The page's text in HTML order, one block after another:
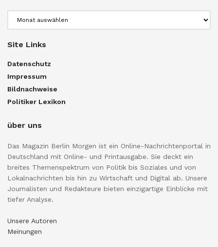
Site Links
Datenschutz
Impressum
Bildnachweise
Politiker Lexikon
über uns
Das Magazin Berlin Morgen ist ein Online-Nachrichtenportal in
Deutschland mit Online- und Printausgabe. Sie deckt ein
breites Themenspektrum von Politik bis Soziales und von
Lokalnachrichten bis hin zu Wirtschaft und Digital ab. Unsere
Journalisten und Redakteure bieten einzigartige Einblicke mit
tiefer Analyse.
Unsere Autoren
Meinungen